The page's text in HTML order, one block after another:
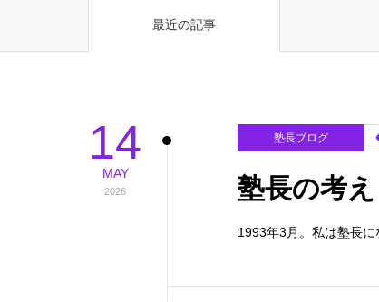
最近の記事
14
MAY
2026
塾長ブログ
塾長の考
1993年3月。私は塾長